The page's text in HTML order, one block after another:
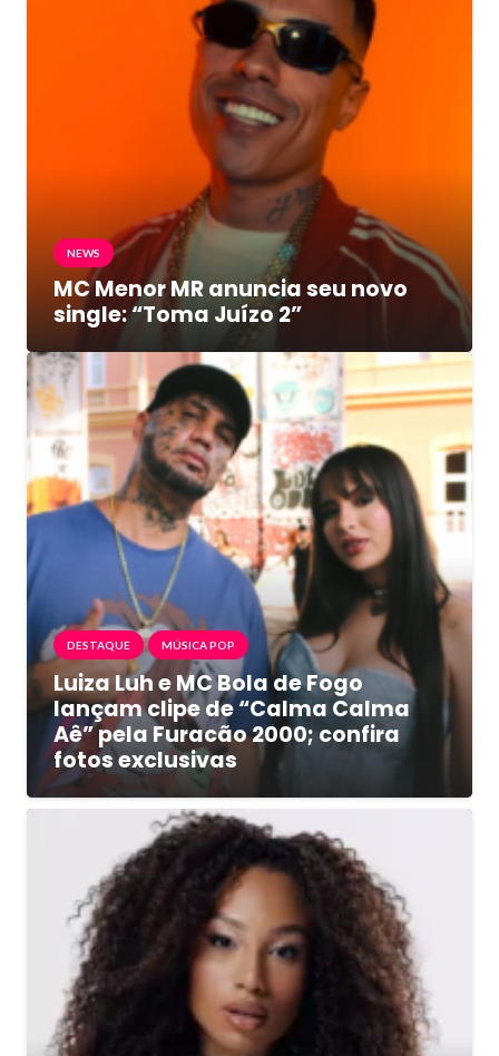
NEWS
MC Menor MR anuncia seu novo
single: “Toma Juízo 2”
DESTAQUE MÚSICA POP
Luiza Luh e MC Bola de Fogo
lançam clipe de “Calma Calma
Aê” pela Furacão 2000; confira
fotos exclusivas